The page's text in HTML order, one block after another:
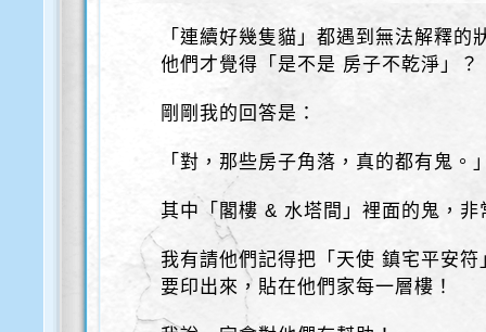
「連續好幾隻貓」都遇到無法解釋的
他們才覺得「是不是 房子不乾淨」？
剛剛我的回答是：
「對，那些房子角落，真的都有鬼。
其中「閣樓 & 水塔間」裡面的鬼，非
我有請他們記得把「天使 鎮宅平安符
要印出來，貼在他們家每一層樓！